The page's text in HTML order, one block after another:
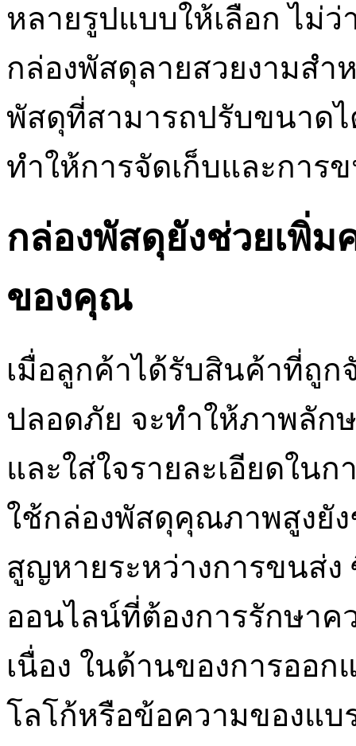
หลายรูปแบบให้เลือก ไม่ว่
กล่องพัสดุลายสวยงามสำ
พัสดุที่สามารถปรับขนาด
ทำให้การจัดเก็บและการ
กล่องพัสดุยังช่วยเพิ่ม
ของคุณ
เมื่อลูกค้าได้รับสินค้าที่ถูก
ปลอดภัย จะทำให้ภาพลั
และใส่ใจรายละเอียดใน
ใช้กล่องพัสดุคุณภาพสูงยั
สูญหายระหว่างการขนส่ง
ออนไลน์ที่ต้องการรักษาค
เนื่อง ในด้านของการออ
โลโก้หรือข้อความของแบ